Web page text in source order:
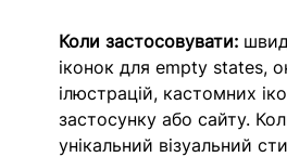
Коли застосовувати:
іконок для empty states,
ілюстрацій, кастомних
застосунку або сайту.
унікальний візуальний